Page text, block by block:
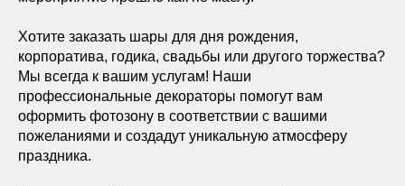
Хотите заказать шары для дня рождения,
корпоратива, годика, свадьбы или другого торжества?
Мы всегда к вашим услугам! Наши
профессиональные декораторы помогут вам
оформить фотозону в соответствии с вашими
пожеланиями и создадут уникальную атмосферу
праздника.